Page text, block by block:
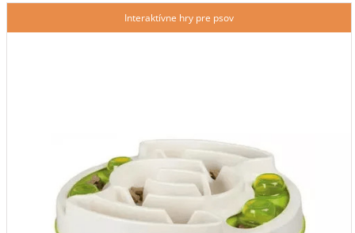
Interaktívne hry pre psov